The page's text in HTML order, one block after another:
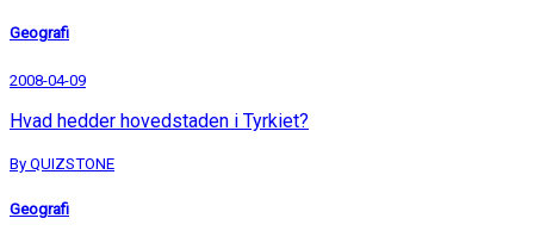
Geografi
2008-04-09
Hvad hedder hovedstaden i Tyrkiet?
By QUIZSTONE
Geografi